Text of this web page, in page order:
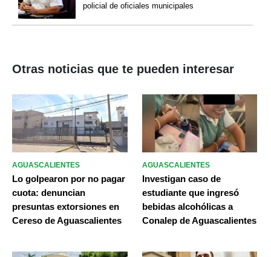
policial de oficiales municipales
Otras noticias que te pueden interesar
AGUASCALIENTES
Lo golpearon por no pagar
cuota: denuncian
presuntas extorsiones en
Cereso de Aguascalientes
AGUASCALIENTES
Investigan caso de
estudiante que ingresó
bebidas alcohólicas a
Conalep de Aguascalientes